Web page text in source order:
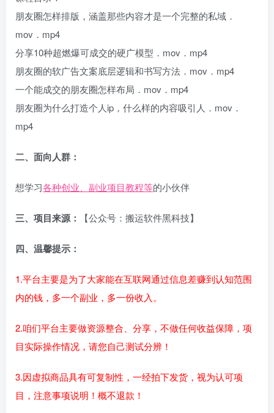
朋友圈怎样排版，涵盖那些内容才是一个完整的私域．
mov．mp4
分享10种超燃爆可成交的硬广模型．mov．mp4
朋友圈的软广告文案底层逻辑和书写方法．mov．mp4
一个能成交的朋友圈怎样布局．mov．mp4
朋友圈为什么打造个人ip，什么样的内容吸引人．mov．
mp4
二、面向人群：
想学习各种创业、副业项目教程等的小伙伴
三、项目来源： 【公众号：搬运软件黑科技】
四、温馨提示：
1.平台主要是为了大家能在互联网通过信息差赚到认知范围
内的钱，多一个副业，多一份收入。
2.咱们平台主要做资源整合、分享，不做任何收益保障，项
目实际操作情况，请您自己测试分辨！
3.因虚拟商品具有可复制性，一经拍下发货，视为认可项
目，注意事项说明！概不退款！